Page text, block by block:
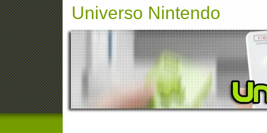
Universo Nintendo